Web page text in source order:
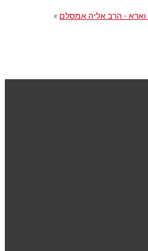
- הרב אליה אמסלם »